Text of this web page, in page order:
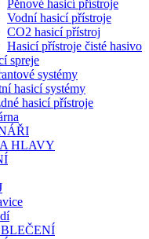
Pěnové hasicí přístroje
Vodní hasicí přístroje
CO2 hasicí přístroj
Hasicí přístroje čisté hasivo
spreje
systémy
hasicí systémy
hasicí přístroje
HLAVY